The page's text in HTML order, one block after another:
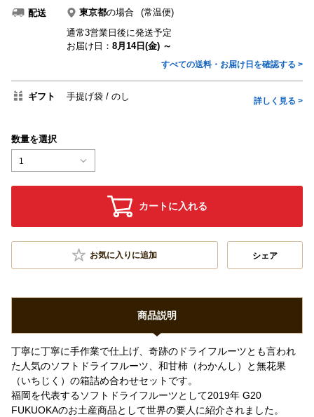
配送 東京都の場合
(常温便)
通常3営業日後に発送予定
お届け日： 8月14日(金) ～
すべての送料・お届け日を確認する >
ギフト 手提げ袋 のし 詳しく見る >
数量を選択
1
カートに入れる
お気に入りに追加 シェア
商品説明
丁寧に丁寧に手作業で仕上げ、奇跡のドライフルーツとも言われ
た人気のソフトドライフルーツ、和甘柿（わかんし）と無花果
（いちじく）の箱詰め合わせセットです。
福岡を代表するソフトドライフルーツとして2019年 G20
FUKUOKAのお土産商品として世界の要人に紹介されました。